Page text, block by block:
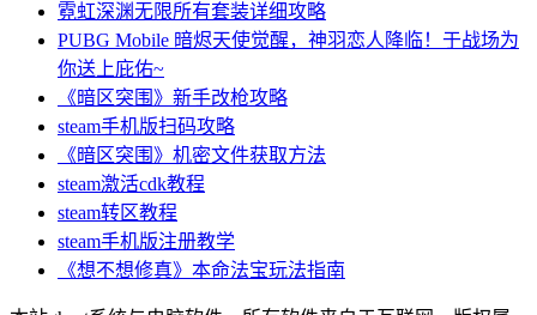
霓虹深渊无限所有套装详细攻略
PUBG Mobile 暗烬天使觉醒，神羽恋人降临！于战场为
你送上庇佑~
《暗区突围》新手改枪攻略
steam手机版扫码攻略
《暗区突围》机密文件获取方法
steam激活cdk教程
steam转区教程
steam手机版注册教学
《想不想修真》本命法宝玩法指南